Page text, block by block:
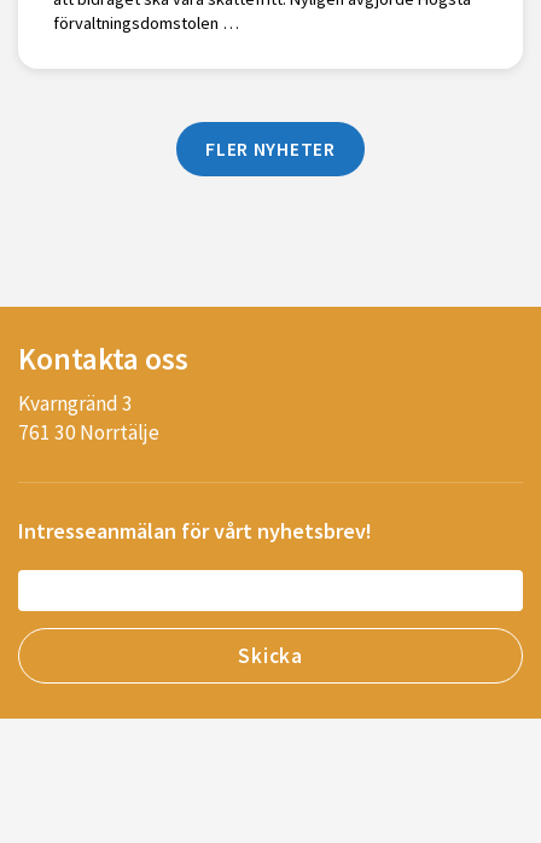
förvaltningsdomstolen …
FLER NYHETER
Kontakta oss
Kvarngränd 3
761 30 Norrtälje
Intresseanmälan för vårt nyhetsbrev!